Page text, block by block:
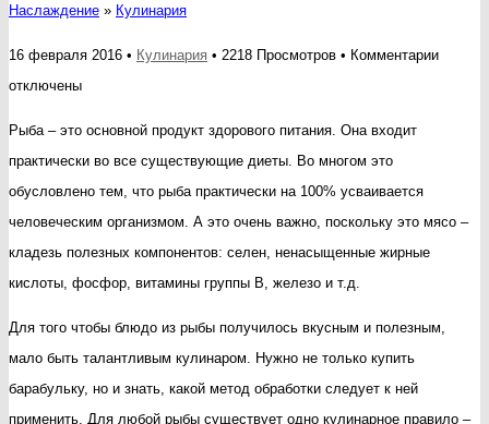
Наслаждение » Кулинария
16 февраля 2016 • Кулинария • 2218 Просмотров • Комментариик
отключены
Рыба – это основной продукт здорового питания. Она входит
практически во все существующие диеты. Во многом это
обусловлено тем, что рыба практически на 100% усваивается
человеческим организмом. А это очень важно, поскольку это мясо –
кладезь полезных компонентов: селен, ненасыщенные жирные
кислоты, фосфор, витамины группы В, железо и т.д.
Для того чтобы блюдо из рыбы получилось вкусным и полезным,
мало быть талантливым кулинаром. Нужно не только купить
барабульку, но и знать, какой метод обработки следует к ней
применить. Для любой рыбы существует одно кулинарное правило –